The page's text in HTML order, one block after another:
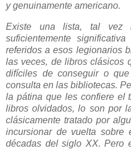
y genuinamente americano.
Existe una lista, tal
suficientemente
referidos a esos legionarios
las veces, de libros clásicos
difíciles de conseguir o
consulta en las bibliotecas.
la pátina que les confiere el
libros olvidados, lo son por
clásicamente tratado por
incursionar de vuelta sobre
décadas del siglo XX. Pero